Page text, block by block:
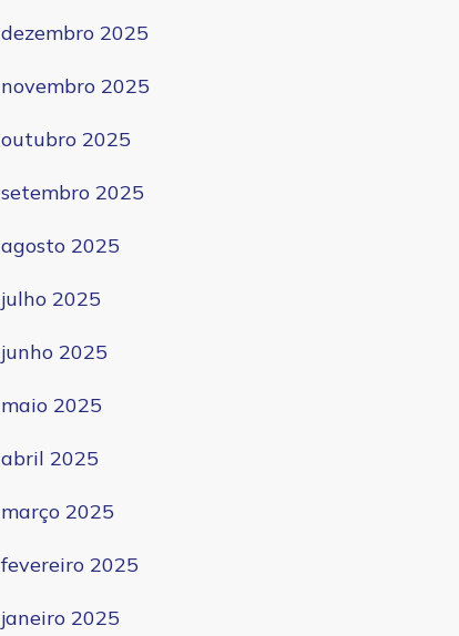
dezembro 2025
novembro 2025
outubro 2025
setembro 2025
agosto 2025
julho 2025
junho 2025
maio 2025
abril 2025
março 2025
fevereiro 2025
janeiro 2025